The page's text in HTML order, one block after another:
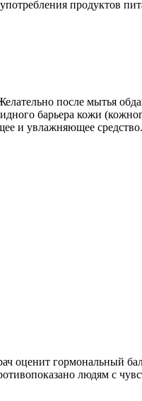
продуктов
после мытья
барьера кожи
и увлажняющее средство.
оценит гормональный
людям с